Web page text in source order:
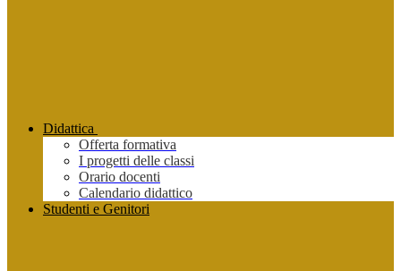
Didattica
Offerta formativa
I progetti delle classi
Orario docenti
Calendario didattico
Studenti e Genitori